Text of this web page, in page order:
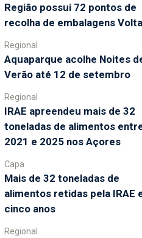
Região possui 72 pontos de
recolha de embalagens Volta
Regional
Aquaparque acolhe Noites
Verão até 12 de setembro
Regional
IRAE apreendeu mais de 32
toneladas de alimentos
2021 e 2025 nos Açores
Capa
Mais de 32 toneladas de
alimentos retidas pela IRAE
cinco anos
Regional